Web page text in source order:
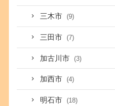
三木市 (9)
三田市 (7)
加古川市 (3)
加西市 (4)
明石市 (18)